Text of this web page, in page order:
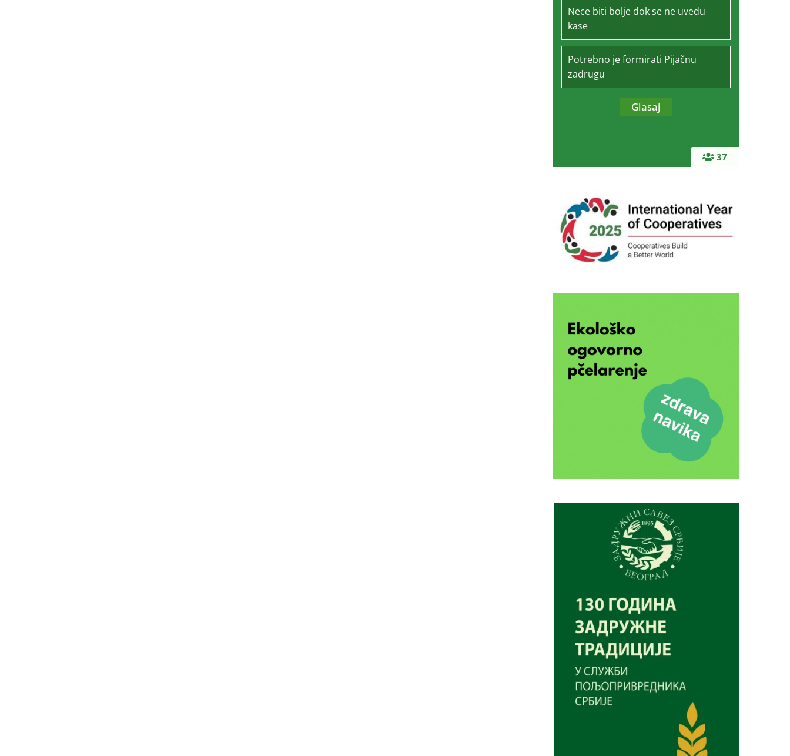
37
Nece biti bolje dok se ne uvedu
kase
Potrebno je formirati Pijačnu
zadrugu